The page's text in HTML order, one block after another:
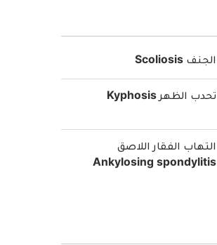
الجنف Scoliosis
تحدب الظهر Kyphosis
التهاب الفقار اللاصق
Ankylosing spondylitis